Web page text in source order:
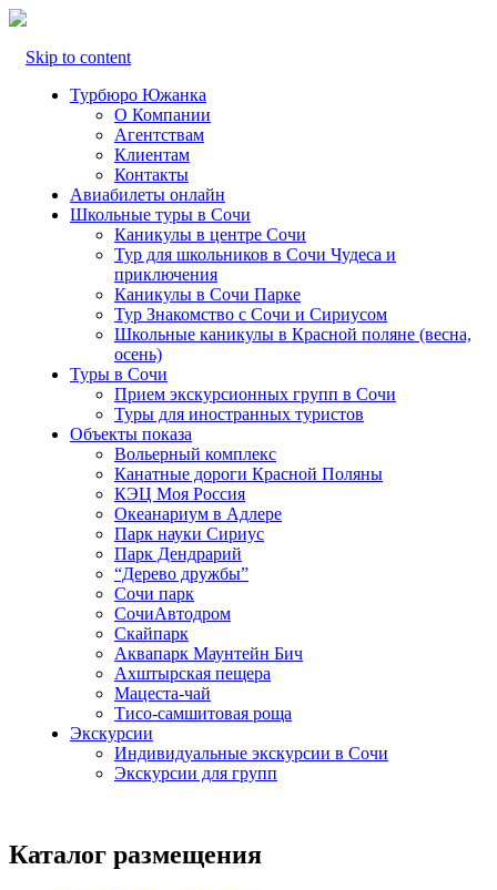
Skip to content
Турбюро Южанка
О Компании
Агентствам
Клиентам
Контакты
Авиабилеты онлайн
Школьные туры в Сочи
Каникулы в центре Сочи
Тур для школьников в Сочи Чудеса и
приключения
Каникулы в Сочи Парке
Тур Знакомство с Сочи и Сириусом
Школьные каникулы в Красной поляне (весна,
осень)
Туры в Сочи
Прием экскурсионных групп в Сочи
Туры для иностранных туристов
Объекты показа
Вольерный комплекс
Канатные дороги Красной Поляны
КЭЦ Моя Россия
Океанариум в Адлере
Парк науки Сириус
Парк Дендрарий
“Дерево дружбы”
Сочи парк
СочиАвтодром
Скайпарк
Аквапарк Маунтейн Бич
Ахштырская пещера
Мацеста-чай
Тисо-самшитовая роща
Экскурсии
Индивидуальные экскурсии в Сочи
Экскурсии для групп
Каталог размещения